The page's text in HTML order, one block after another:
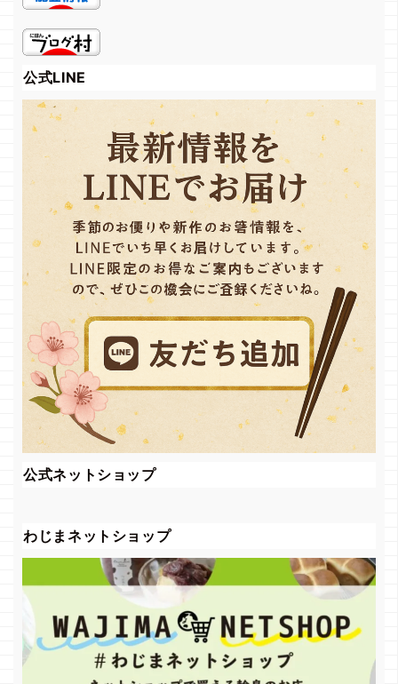
公式LINE
公式ネットショップ
わじまネットショップ